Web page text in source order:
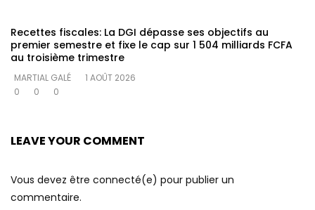
Recettes fiscales: La DGI dépasse ses objectifs au
premier semestre et fixe le cap sur 1 504 milliards FCFA
au troisième trimestre
MARTIAL GALÉ
1 AOÛT 2026
0
0 0
LEAVE YOUR COMMENT
Vous devez être connecté(e) pour publier un
commentaire.